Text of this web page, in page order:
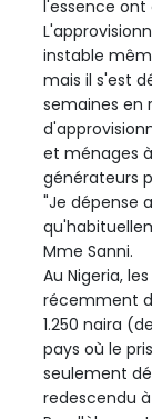
l'essence ont
instable
mais il s'est
semaines en
et ménages
générateurs
"Je dépense
Mme Sanni.
Au Nigeria,
récemment
1.250 naira
pays où le
seulement
redescendu à